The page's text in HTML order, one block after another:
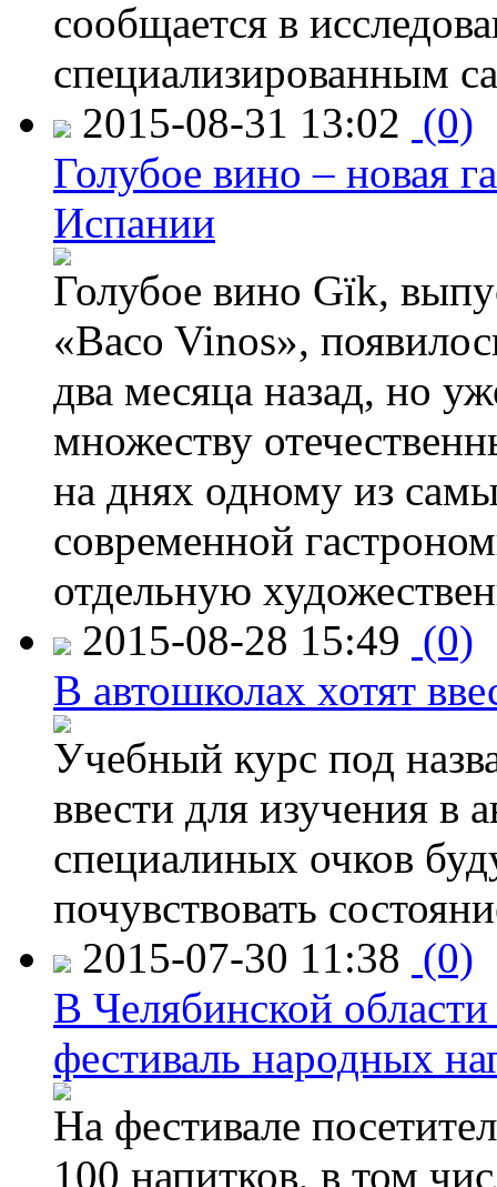
сообщается в
специализированным
2015-08-31 13:02 (0)
Голубое вино – новая
Испании
Голубое вино Gïk,
«Baco Vinos»,
два месяца назад, но
множеству
на днях одному из
современной
отдельную
2015-08-28 15:49 (0)
В автошколах хотят
Учебный курс под
ввести для изучения
специалиных очков
почувствовать
2015-07-30 11:38 (0)
В Челябинской
фестиваль народных
На фестивале
100 напитков, в том